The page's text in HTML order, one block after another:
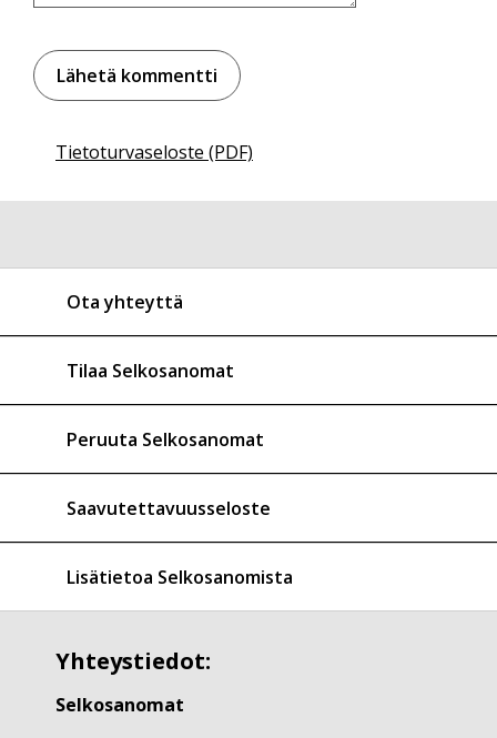
Tietoturvaseloste (PDF)
Ota yhteyttä
Tilaa Selkosanomat
Peruuta Selkosanomat
Saavutettavuusseloste
Lisätietoa Selkosanomista
Yhteystiedot:
Selkosanomat